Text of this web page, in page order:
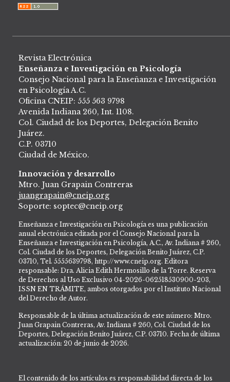
Revista Electrónica
Enseñanza e Investigación en Psicología
Consejo Nacional para la Enseñanza e Investigación
en Psicología A.C.
Oficina CNEIP: 555 563 9798
Avenida Indiana 260, Int. 1108.
Col. Ciudad de los Deportes, Delegación Benito
Juárez.
C.P. 03710
Ciudad de México.
Innovación y desarrollo
Mtro. Juan Grapain Contreras
juangrapain@cneip.org
Soporte: soptec@cneip.org
Enseñanza e Investigación en Psicología es una publicación
anual electrónica editada por el Consejo Nacional para la
Enseñanza e Investigación en Psicología, A.C., Av. Indiana # 260,
Col. Ciudad de los Deportes, Delegación Benito Juárez, C.P.
03710, Tel. 5555639798, http://www.cneip.org. Editora
responsable: Dra. Alicia Edith Hermosillo de la Torre. Reserva
de Derechos al Uso Exclusivo 04-2026-062518530900-203,
ISSN EN TRÁMITE, ambos otorgados por el Instituto Nacional
del Derecho de Autor.
Responsable de la última actualización de este número: Mtro.
Juan Grapain Contreras, Av. Indiana # 260, Col. Ciudad de los
Deportes, Delegación Benito Juárez, C.P. 03710. Fecha de última
actualización: 20 de junio de 2026.
El contenido de los artículos es responsabilidad directa de los